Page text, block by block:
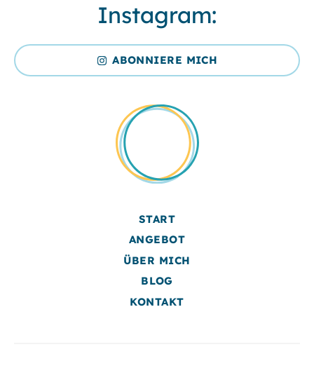
Instagram:
ABONNIERE MICH
START
ANGEBOT
ÜBER MICH
BLOG
KONTAKT